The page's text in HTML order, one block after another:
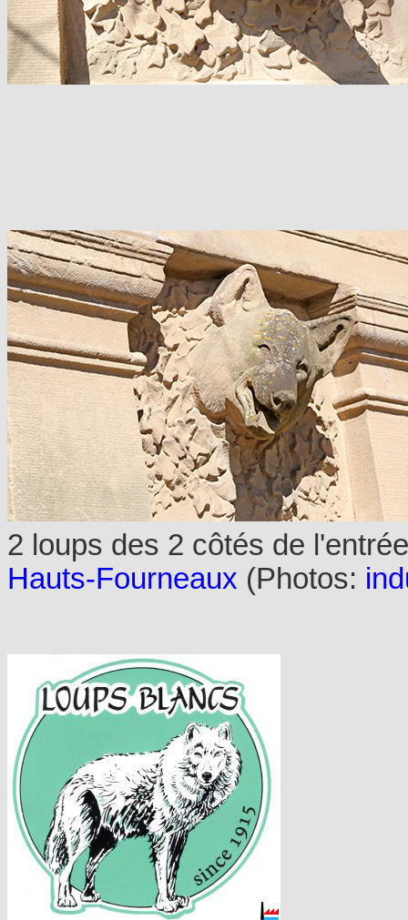
2 loups des 2 côtés de
Hauts-Fourneaux (Photos: